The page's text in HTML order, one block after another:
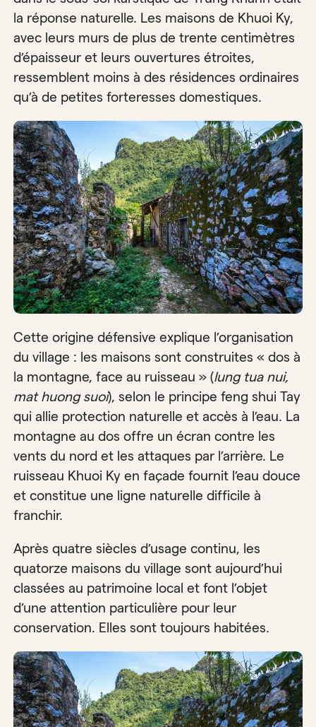
la réponse naturelle. Les maisons de Khuoi Ky,
avec leurs murs de plus de trente centimètres
d’épaisseur et leurs ouvertures étroites,
ressemblent moins à des résidences ordinaires
qu’à de petites forteresses domestiques.
Cette origine défensive explique l’organisation
du village : les maisons sont construites « dos à
la montagne, face au ruisseau » (lung tua nui,
mat huong suoi), selon le principe feng shui Tay
qui allie protection naturelle et accès à l’eau. La
montagne au dos offre un écran contre les
vents du nord et les attaques par l’arrière. Le
ruisseau Khuoi Ky en façade fournit l’eau douce
et constitue une ligne naturelle difficile à
franchir.
Après quatre siècles d’usage continu, les
quatorze maisons du village sont aujourd’hui
classées au patrimoine local et font l’objet
d’une attention particulière pour leur
conservation. Elles sont toujours habitées.